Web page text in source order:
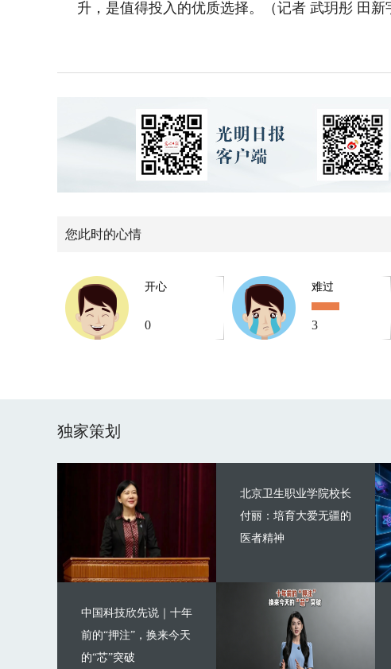
升，是值得投入的优质选择。（记者 武玥彤 田新
您此时的心情
开心
0
难过
3
独家策划
北京卫生职业学院校长
付丽：培育大爱无疆的
医者精神
中国科技欣先说｜十年
前的“押注”，换来今天
的“芯”突破